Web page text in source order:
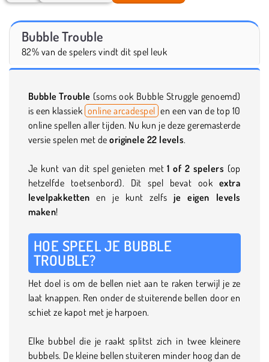
Bubble Trouble
82% van de spelers vindt dit spel leuk
Bubble Trouble (soms ook Bubble Struggle genoemd)
is een klassiek online arcadespel en een van de top 10
online spellen aller tijden. Nu kun je deze geremasterde
versie spelen met deoriginele 22 levels.
Je kunt van dit spel genieten met1 of 2 spelers (op
hetzelfde toetsenbord). Dit spel bevat ook extra
levelpakketten en je kunt zelfsje eigen levels
maken!
HOE SPEEL JE BUBBLE
TROUBLE?
Het doel is om de bellen niet aan te raken terwijl je ze
laat knappen. Ren onder de stuiterende bellen door en
schiet ze kapot met je harpoen.
Elke bubbel die je raakt splitst zich in twee kleinere
bubbels. De kleine bellen stuiteren minder hoog dan de